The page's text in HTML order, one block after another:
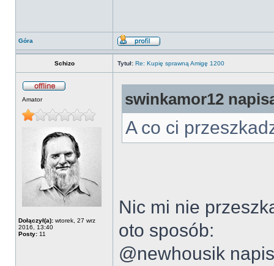
Góra
Schizo Tytuł: Re: Kupię sprawną Amigę 1200
Amator
Dołączył(a): wtorek, 27 wrz
2016, 13:40
Posty: 11
swinkamor12
A co ci
Nic mi nie
oto sposób:
@newhousik